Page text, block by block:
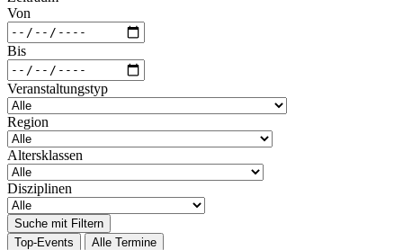
Von
Bis
Veranstaltungstyp
Region
Altersklassen
Disziplinen
Suche mit Filtern
Top-Events
Alle Termine